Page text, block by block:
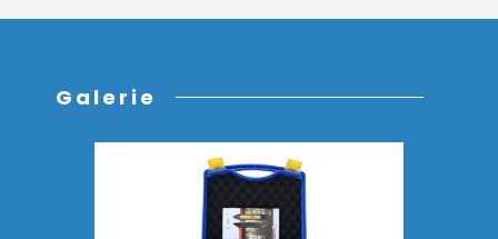
Performance, simplicité, polyvalence : nos trois
Découvrir la gamme
Galerie